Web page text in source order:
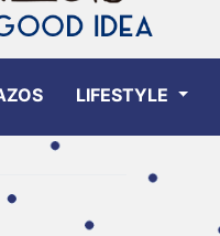
LIFESTYLE